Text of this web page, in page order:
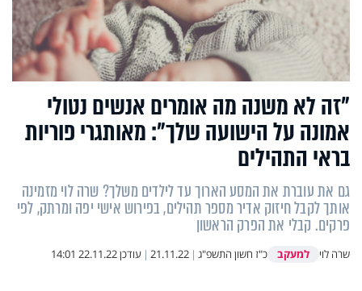
"זה לא משנה מה אומרים אנשים נטולי
אמונה על הישועה שלך": מאותגרי פוריות
בראי התהילים
גם את עוברת את המסע הארוך עד לילדים משלך? שרה לוי מזמינה
אותך לקבל חיזוק אדיר מספר תהילים, בפירוש אישי יפה ומרתק, לפי
פרקים. קבלי את הפרק הראשון
שרה לוי למעקב כ"ז חשון התשפ"ג |
21.11.22
| עודכן22.11.22 14:01